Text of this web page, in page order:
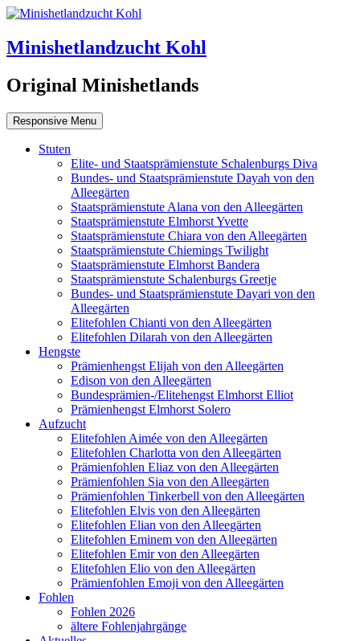
Minishetlandzucht Kohl
Original Minishetlands
Responsive Menu
Stuten
Elite- und Staatsprämienstute Schalenburgs Diva
Bundes- und Staatsprämienstute Dayah von den
Alleegärten
Staatsprämienstute Alana von den Alleegärten
Staatsprämienstute Elmhorst Yvette
Staatsprämienstute Chiara von den Alleegärten
Staatsprämienstute Chiemings Twilight
Staatsprämienstute Elmhorst Bandera
Staatsprämienstute Schalenburgs Greetje
Bundes- und Staatsprämienstute Dayari von den
Alleegärten
Elitefohlen Chianti von den Alleegärten
Elitefohlen Dilarah von den Alleegärten
Hengste
Prämienhengst Elijah von den Alleegärten
Edison von den Alleegärten
Bundesprämien-/Elitehengst Elmhorst Elliot
Prämienhengst Elmhorst Solero
Aufzucht
Elitefohlen Aimée von den Alleegärten
Elitefohlen Charlotta von den Alleegärten
Prämienfohlen Eliaz von den Alleegärten
Prämienfohlen Sia von den Alleegärten
Prämienfohlen Tinkerbell von den Alleegärten
Elitefohlen Elvis von den Alleegärten
Elitefohlen Elian von den Alleegärten
Elitefohlen Eminem von den Alleegärten
Elitefohlen Emir von den Alleegärten
Elitefohlen Elio von den Alleegärten
Prämienfohlen Emoji von den Alleegärten
Fohlen
Fohlen 2026
ältere Fohlenjahrgänge